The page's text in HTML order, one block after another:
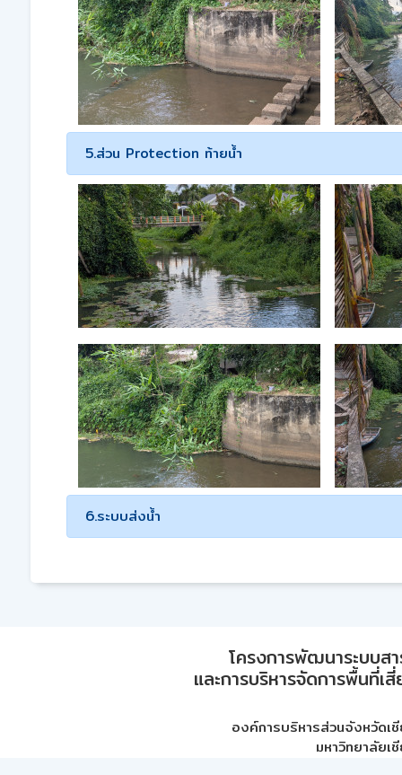
5.ส่วน Protection ท้ายน้ำ
6.ระบบส่งน้ำ
โครงการพัฒนาระบบส
และการบริหารจัดการพื้นที่เ
องค์การบริหารส่วนจังหวัดเ
มหาวิทยาลัยเ